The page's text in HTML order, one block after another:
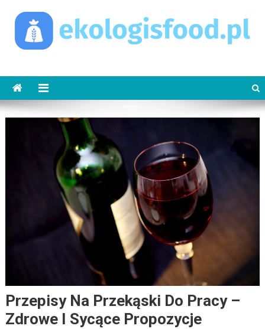
content
Przepisy Na Przekąski Do Pracy –
Zdrowe I Sycące Propozycje